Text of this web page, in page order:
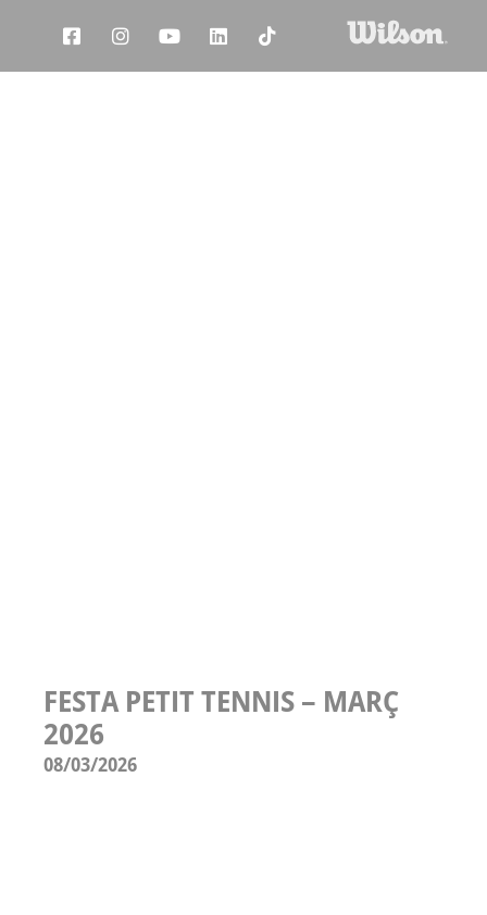
FESTA PETIT TENNIS – MARÇ
2026
08/03/2026